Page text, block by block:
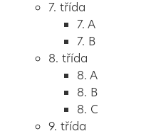
7. třída
7. A
7. B
8. třída
8. A
8. B
8. C
9. třída